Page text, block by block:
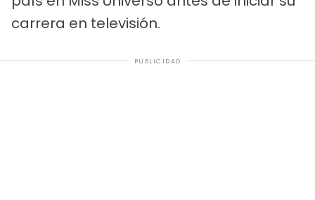
carrera en televisión.
PUBLICIDAD